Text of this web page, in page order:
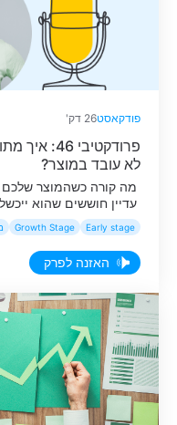
פודקאסט26 דק'
פרודקטיבי
לא עובד במוצר?
מה קורה כשהמוצר שלכם
עדיין חוששים שהוא
מספרות איך גילו
מהפחד שמשהו ישתבש
Early stage
Growth Stage
האזנה לפרק